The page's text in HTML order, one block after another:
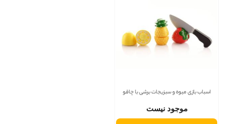
اسباب بازی میوه و سبزیجات برشی با چاقو
موجود نیست